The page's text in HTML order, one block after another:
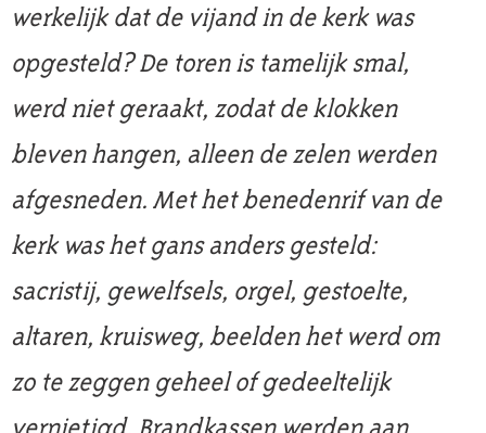
werkelijk dat de vijand in de kerk was
opgesteld? De toren is tamelijk smal,
werd niet geraakt, zodat de klokken
bleven hangen, alleen de zelen werden
afgesneden. Met het benedenrif van de
kerk was het gans anders gesteld:
sacristij, gewelfsels, orgel, gestoelte,
altaren, kruisweg, beelden het werd om
zo te zeggen geheel of gedeeltelijk